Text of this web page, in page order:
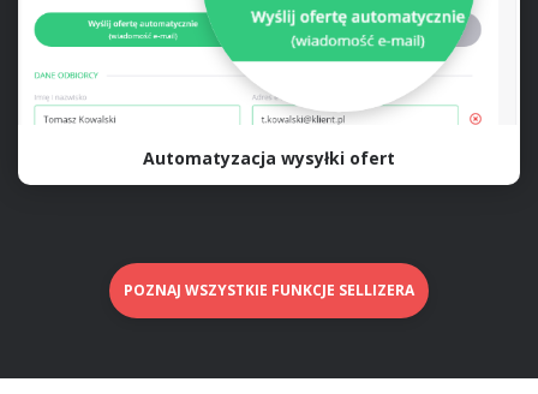
Automatyzacja wysyłki ofert
POZNAJ WSZYSTKIE FUNKCJE SELLIZERA